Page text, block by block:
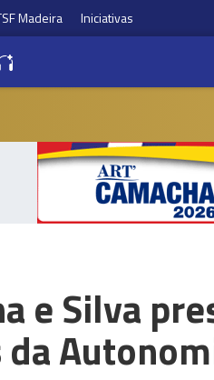
Madeira Iniciativas
e Silva
da